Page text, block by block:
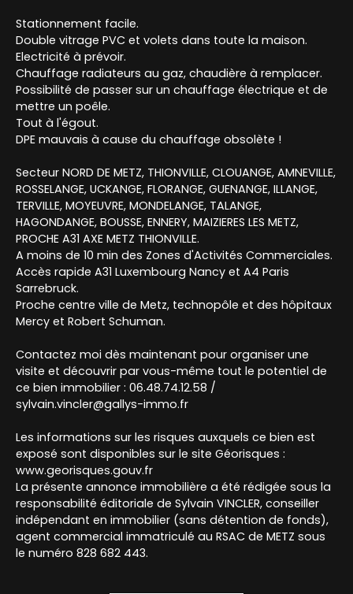
Stationnement facile.
Double vitrage PVC et volets dans toute la maison.
Electricité à prévoir.
Chauffage radiateurs au gaz, chaudière à remplacer.
Possibilité de passer sur un chauffage électrique et de
mettre un poêle.
Tout à l'égout.
DPE mauvais à cause du chauffage obsolète !
Secteur NORD DE METZ, THIONVILLE, CLOUANGE, AMNEVILLE,
ROSSELANGE, UCKANGE, FLORANGE, GUENANGE, ILLANGE,
TERVILLE, MOYEUVRE, MONDELANGE, TALANGE,
HAGONDANGE, BOUSSE, ENNERY, MAIZIERES LES METZ,
PROCHE A31 AXE METZ THIONVILLE.
A moins de 10 min des Zones d'Activités Commerciales.
Accès rapide A31 Luxembourg Nancy et A4 Paris
Sarrebruck.
Proche centre ville de Metz, technopôle et des hôpitaux
Mercy et Robert Schuman.
Contactez moi dès maintenant pour organiser une
visite et découvrir par vous-même tout le potentiel de
ce bien immobilier : 06.48.74.12.58 /
sylvain.vincler@gallys-immo.fr
Les informations sur les risques auxquels ce bien est
exposé sont disponibles sur le site Géorisques :
www.georisques.gouv.fr
La présente annonce immobilière a été rédigée sous la
responsabilité éditoriale de Sylvain VINCLER, conseiller
indépendant en immobilier (sans détention de fonds),
agent commercial immatriculé au RSAC de METZ sous
le numéro 828 682 443.